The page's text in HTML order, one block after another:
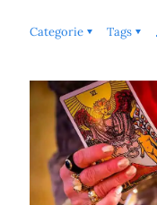
Categorie Tags